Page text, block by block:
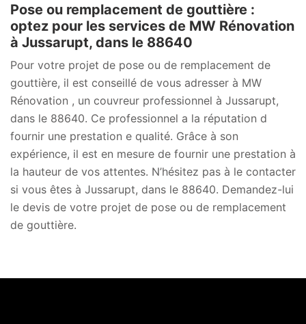
Pose ou remplacement de gouttière :
optez pour les services de MW Rénovation
à Jussarupt, dans le 88640
Pour votre projet de pose ou de remplacement de
gouttière, il est conseillé de vous adresser à MW
Rénovation , un couvreur professionnel à Jussarupt,
dans le 88640. Ce professionnel a la réputation d
fournir une prestation e qualité. Grâce à son
expérience, il est en mesure de fournir une prestation à
la hauteur de vos attentes. N’hésitez pas à le contacter
si vous êtes à Jussarupt, dans le 88640. Demandez-lui
le devis de votre projet de pose ou de remplacement
de gouttière.